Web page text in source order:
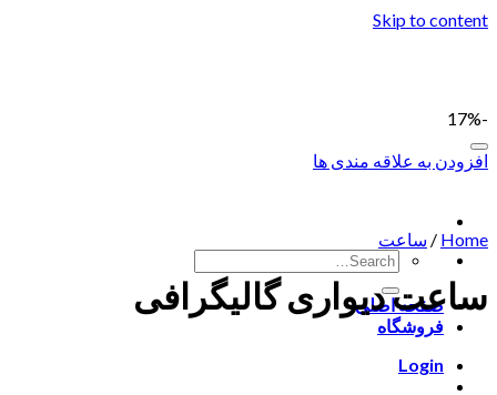
Skip to content
صفحه اصلی
فروشگاه
Login
-17%
افزودن به علاقه مندی ها
Home
/ ساعت
ساعت دیواری گالیگرافی